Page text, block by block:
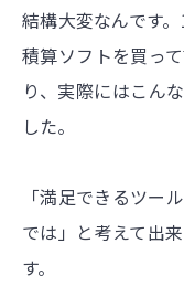
結構大変なんです
積算ソフトを買っ
り、実際にはこん
した。
「満足できるツー
では」と考えて出
す。